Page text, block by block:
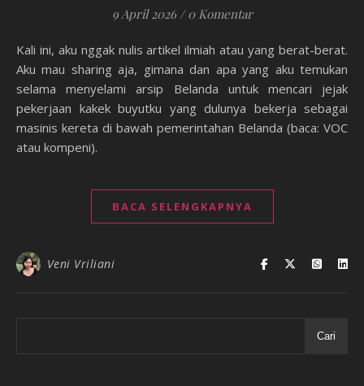
9 April 2026 / 0 Komentar
Kali ini, aku nggak nulis artikel ilmiah atau yang berat-berat.
Aku mau sharing aja, gimana dan apa yang aku temukan
selama menyelami arsip Belanda untuk mencari jejak
pekerjaan kakek buyutku yang dulunya bekerja sebagai
masinis kereta di bawah pemerintahan Belanda (baca: VOC
atau kompeni).
BACA SELENGKAPNYA
Veni Vriliani
Cari